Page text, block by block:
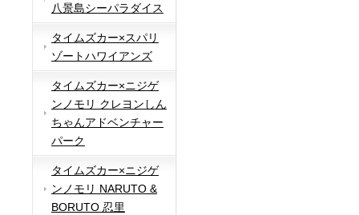
八景島シーパラダイス
タイムズカー×スパリ
ゾートハワイアンズ
タイムズカー×ニジゲ
ンノモリ クレヨンしん
ちゃんアドベンチャー
パーク
タイムズカー×ニジゲ
ンノモリ NARUTO &
BORUTO 忍里